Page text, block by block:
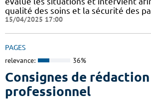
qualité des soins et la sécurité des
15/04/2025 17:00
PAGES
relevance: 36%
Consignes de
professionnel